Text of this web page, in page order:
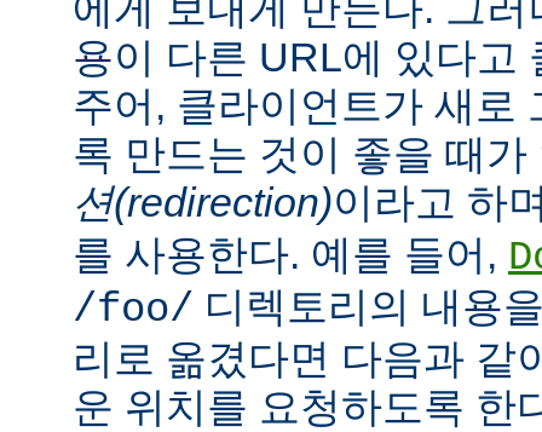
용이 다른 URL에 있다고
주어, 클라이언트가 새로
록 만드는 것이 좋을 때
션(redirection)이라고 하
를 사용한다. 예를 들어,
/foo/ 디렉토리의 내용
리로 옮겼다면 다음과 같
운 위치를 요청하도록 한